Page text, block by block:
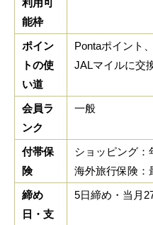
能枠
ポイン
トの使
い道
Pontaポイント
JALマイルに交
会員ラ
ンク
一般
付帯保
険
ショッピング：
海外旅行保険：
締め
日・支
5日締め・当月